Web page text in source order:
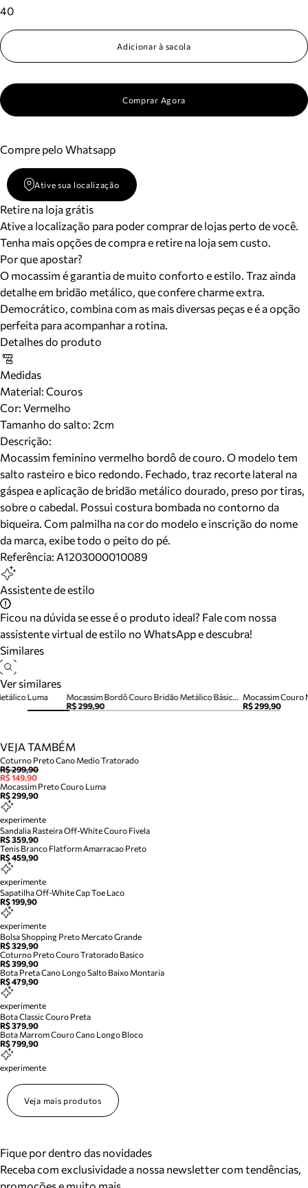
40
Adicionar à sacola
Comprar Agora
Compre pelo Whatsapp
Ative sua localização
Retire na loja grátis
Ative a localização para poder comprar de lojas perto de você.
Tenha mais opções de compra e retire na loja sem custo.
Por que apostar?
O mocassim é garantia de muito conforto e estilo. Traz ainda
detalhe em bridão metálico, que confere charme extra.
Democrático, combina com as mais diversas peças e é a opção
perfeita para acompanhar a rotina.
Detalhes do produto
Medidas
Material: Couros
Cor: Vermelho
Tamanho do salto: 2cm
Descrição:
Mocassim feminino vermelho bordô de couro. O modelo tem
salto rasteiro e bico redondo. Fechado, traz recorte lateral na
gáspea e aplicação de bridão metálico dourado, preso por tiras,
sobre o cabedal. Possui costura bombada no contorno da
biqueira. Com palmilha na cor do modelo e inscrição do nome
da marca, exibe todo o peito do pé.
Referência: A1203000010089
Assistente de estilo
Ficou na dúvida se esse é o produto ideal? Fale com nossa
assistente virtual de estilo no WhatsApp e descubra!
Similares
Ver similares
Mocassim Bordô Couro Bridão Metálico Básico Luma
R$ 299,90
Mocassim Couro
R$ 299,90
Luma
VEJA TAMBÉM
Coturno Preto Cano Medio Tratorado
R$ 299,90
R$ 149,90
Mocassim Preto Couro Luma
R$ 299,90
experimente
Sandalia Rasteira Off-White Couro Fivela
R$ 359,90
Tenis Branco Flatform Amarracao Preto
R$ 459,90
experimente
Sapatilha Off-White Cap Toe Laco
R$ 199,90
experimente
Bolsa Shopping Preto Mercato Grande
R$ 329,90
Coturno Preto Couro Tratorado Basico
R$ 399,90
Bota Preta Cano Longo Salto Baixo Montaria
R$ 479,90
experimente
Bota Classic Couro Preta
R$ 379,90
Bota Marrom Couro Cano Longo Bloco
R$ 799,90
experimente
Veja mais produtos
Fique por dentro das novidades
Receba com exclusividade a nossa newsletter com tendências,